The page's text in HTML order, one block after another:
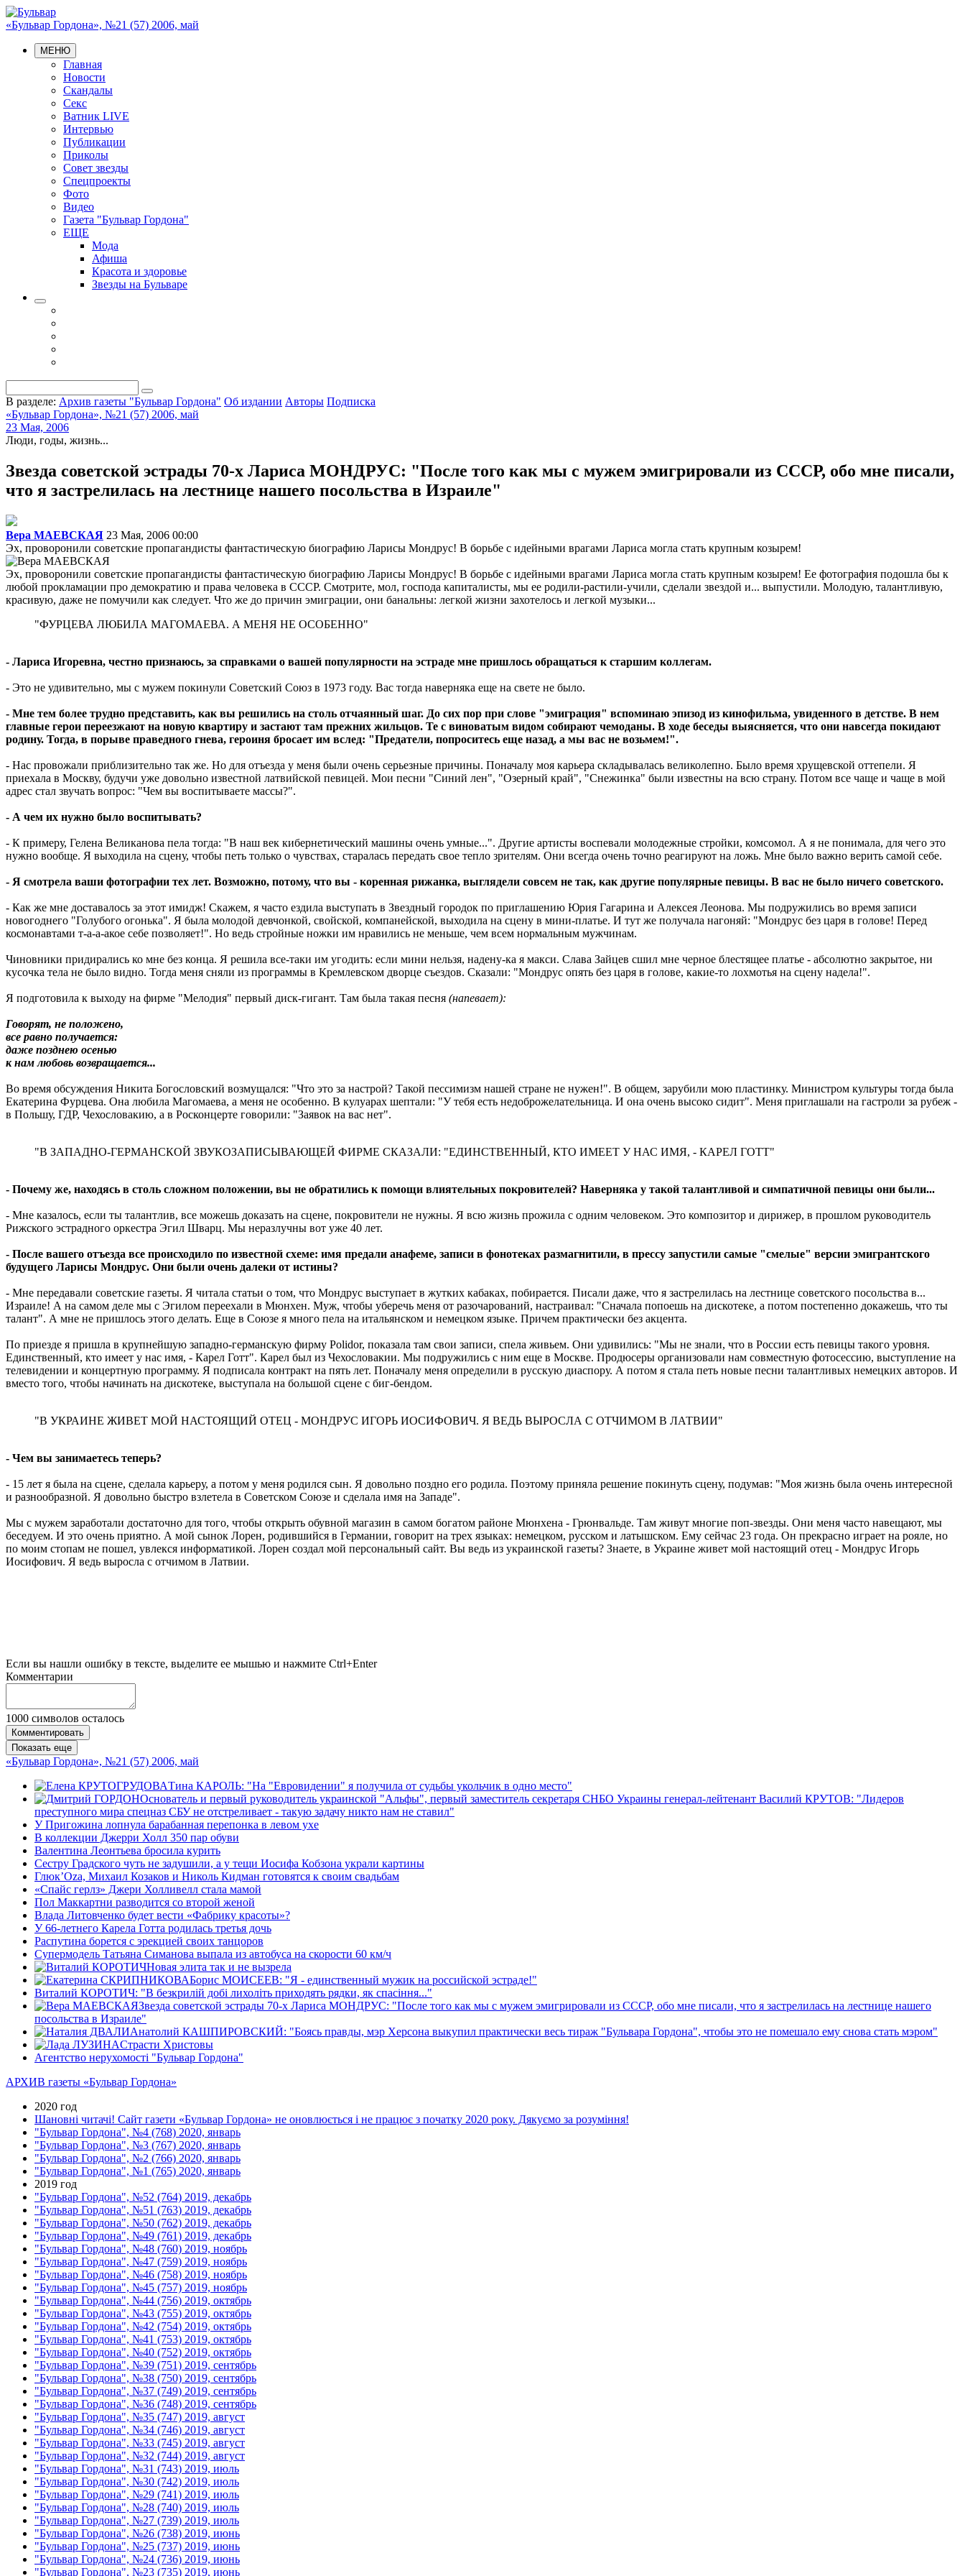
«Бульвар Гордона», №21 (57) 2006, май
МЕНЮ
Главная
Новости
Скандалы
Секс
Ватник LIVE
Интервью
Публикации
Приколы
Совет звезды
Спецпроекты
Фото
Видео
Газета "Бульвар Гордона"
ЕЩЕ
Мода
Афиша
Красота и здоровье
Звезды на Бульваре
В разделе: Архив газеты "Бульвар Гордона" Об издании Авторы Подписка
«Бульвар Гордона», №21 (57) 2006, май
23 Мая, 2006
Люди, годы, жизнь...
Звезда советской эстрады 70-х Лариса МОНДРУС: "После того как мы с мужем эмигрировали из СССР, обо мне писали,
что я застрелилась на лестнице нашего посольства в Израиле"
Вера МАЕВСКАЯ 23 Мая, 2006 00:00
Эх, проворонили советские пропагандисты фантастическую биографию Ларисы Мондрус! В борьбе с идейными врагами Лариса могла стать крупным козырем!
Эх, проворонили советские пропагандисты фантастическую биографию Ларисы Мондрус! В борьбе с идейными врагами Лариса могла стать крупным козырем! Ее фотография подошла бы к
любой прокламации про демократию и права человека в СССР. Смотрите, мол, господа капиталисты, мы ее родили-растили-учили, сделали звездой и... выпустили. Молодую, талантливую,
красивую, даже не помучили как следует. Что же до причин эмиграции, они банальны: легкой жизни захотелось и легкой музыки...
"ФУРЦЕВА ЛЮБИЛА МАГОМАЕВА. А МЕНЯ НЕ ОСОБЕННО"
- Лариса Игоревна, честно признаюсь, за справками о вашей популярности на эстраде мне пришлось обращаться к старшим коллегам.
- Это не удивительно, мы с мужем покинули Советский Союз в 1973 году. Вас тогда наверняка еще на свете не было.
- Мне тем более трудно представить, как вы решились на столь отчаянный шаг. До сих пор при слове "эмиграция" вспоминаю эпизод из кинофильма, увиденного в детстве. В нем
главные герои переезжают на новую квартиру и застают там прежних жильцов. Те с виноватым видом собирают чемоданы. В ходе беседы выясняется, что они навсегда покидают
родину. Тогда, в порыве праведного гнева, героиня бросает им вслед: "Предатели, попроситесь еще назад, а мы вас не возьмем!".
- Нас провожали приблизительно так же. Но для отъезда у меня были очень серьезные причины. Поначалу моя карьера складывалась великолепно. Было время хрущевской оттепели. Я
приехала в Москву, будучи уже довольно известной латвийской певицей. Мои песни "Синий лен", "Озерный край", "Снежинка" были известны на всю страну. Потом все чаще и чаще в мой
адрес стал звучать вопрос: "Чем вы воспитываете массы?".
- А чем их нужно было воспитывать?
- К примеру, Гелена Великанова пела тогда: "В наш век кибернетический машины очень умные...". Другие артисты воспевали молодежные стройки, комсомол. А я не понимала, для чего это
нужно вообще. Я выходила на сцену, чтобы петь только о чувствах, старалась передать свое тепло зрителям. Они всегда очень точно реагируют на ложь. Мне было важно верить самой себе.
- Я смотрела ваши фотографии тех лет. Возможно, потому, что вы - коренная рижанка, выглядели совсем не так, как другие популярные певицы. В вас не было ничего советского.
- Как же мне доставалось за этот имидж! Скажем, я часто ездила выступать в Звездный городок по приглашению Юрия Гагарина и Алексея Леонова. Мы подружились во время записи
новогоднего "Голубого огонька". Я была молодой девчонкой, свойской, компанейской, выходила на сцену в мини-платье. И тут же получала нагоняй: "Мондрус без царя в голове! Перед
космонавтами т-а-а-акое себе позволяет!". Но ведь стройные ножки им нравились не меньше, чем всем нормальным мужчинам.
Чиновники придирались ко мне без конца. Я решила все-таки им угодить: если мини нельзя, надену-ка я макси. Слава Зайцев сшил мне черное блестящее платье - абсолютно закрытое, ни
кусочка тела не было видно. Тогда меня сняли из программы в Кремлевском дворце съездов. Сказали: "Мондрус опять без царя в голове, какие-то лохмотья на сцену надела!".
Я подготовила к выходу на фирме "Мелодия" первый диск-гигант. Там была такая песня (напевает):
Говорят, не положено,
все равно получается:
даже позднею осенью
к нам любовь возвращается...
Во время обсуждения Никита Богословский возмущался: "Что это за настрой? Такой пессимизм нашей стране не нужен!". В общем, зарубили мою пластинку. Министром культуры тогда была
Екатерина Фурцева. Она любила Магомаева, а меня не особенно. В кулуарах шептали: "У тебя есть недоброжелательница. И она очень высоко сидит". Меня приглашали на гастроли за рубеж -
в Польшу, ГДР, Чехословакию, а в Росконцерте говорили: "Заявок на вас нет".
"В ЗАПАДНО-ГЕРМАНСКОЙ ЗВУКОЗАПИСЫВАЮЩЕЙ ФИРМЕ СКАЗАЛИ: "ЕДИНСТВЕННЫЙ, КТО ИМЕЕТ У НАС ИМЯ, - КАРЕЛ ГОТТ"
- Почему же, находясь в столь сложном положении, вы не обратились к помощи влиятельных покровителей? Наверняка у такой талантливой и симпатичной певицы они были...
- Мне казалось, если ты талантлив, все можешь доказать на сцене, покровители не нужны. Я всю жизнь прожила с одним человеком. Это композитор и дирижер, в прошлом руководитель
Рижского эстрадного оркестра Эгил Шварц. Мы неразлучны вот уже 40 лет.
- После вашего отъезда все происходило по известной схеме: имя предали анафеме, записи в фонотеках размагнитили, в прессу запустили самые "смелые" версии эмигрантского
будущего Ларисы Мондрус. Они были очень далеки от истины?
- Мне передавали советские газеты. Я читала статьи о том, что Мондрус выступает в жутких кабаках, побирается. Писали даже, что я застрелилась на лестнице советского посольства в...
Израиле! А на самом деле мы с Эгилом переехали в Мюнхен. Муж, чтобы уберечь меня от разочарований, настраивал: "Сначала попоешь на дискотеке, а потом постепенно докажешь, что ты
талант". А мне не пришлось этого делать. Еще в Союзе я много пела на итальянском и немецком языке. Причем практически без акцента.
По приезде я пришла в крупнейшую западно-германскую фирму Polidor, показала там свои записи, спела живьем. Они удивились: "Мы не знали, что в России есть певицы такого уровня.
Единственный, кто имеет у нас имя, - Карел Готт". Карел был из Чехословакии. Мы подружились с ним еще в Москве. Продюсеры организовали нам совместную фотосессию, выступление на
телевидении и концертную программу. Я подписала контракт на пять лет. Поначалу меня определили в русскую диаспору. А потом я стала петь новые песни талантливых немецких авторов. И
вместо того, чтобы начинать на дискотеке, выступала на большой сцене с биг-бендом.
"В УКРАИНЕ ЖИВЕТ МОЙ НАСТОЯЩИЙ ОТЕЦ - МОНДРУС ИГОРЬ ИОСИФОВИЧ. Я ВЕДЬ ВЫРОСЛА С ОТЧИМОМ В ЛАТВИИ"
- Чем вы занимаетесь теперь?
- 15 лет я была на сцене, сделала карьеру, а потом у меня родился сын. Я довольно поздно его родила. Поэтому приняла решение покинуть сцену, подумав: "Моя жизнь была очень интересной
и разнообразной. Я довольно быстро взлетела в Советском Союзе и сделала имя на Западе".
Мы с мужем заработали достаточно для того, чтобы открыть обувной магазин в самом богатом районе Мюнхена - Грюнвальде. Там живут многие поп-звезды. Они меня часто навещают, мы
беседуем. И это очень приятно. А мой сынок Лорен, родившийся в Германии, говорит на трех языках: немецком, русском и латышском. Ему сейчас 23 года. Он прекрасно играет на рояле, но
по моим стопам не пошел, увлекся информатикой. Лорен создал мой персональный сайт. Вы ведь из украинской газеты? Знаете, в Украине живет мой настоящий отец - Мондрус Игорь
Иосифович. Я ведь выросла с отчимом в Латвии.
Если вы нашли ошибку в тексте, выделите ее мышью и нажмите Ctrl+Enter
Комментарии
1000 символов осталось
Комментировать
Показать еще
«Бульвар Гордона», №21 (57) 2006, май
Тина КАРОЛЬ: "На "Евровидении" я получила от судьбы укольчик в одно место"
Основатель и первый руководитель украинской "Альфы", первый заместитель секретаря СНБО Украины генерал-лейтенант Василий КРУТОВ: "Лидеров
преступного мира спецназ СБУ не отстреливает - такую задачу никто нам не ставил"
У Пригожина лопнула барабанная перепонка в левом ухе
В коллекции Джерри Холл 350 пар обуви
Валентина Леонтьева бросила курить
Сестру Градского чуть не задушили, а у тещи Иосифа Кобзона украли картины
Глюк’Ozа, Михаил Козаков и Николь Кидман готовятся к своим свадьбам
«Спайс герлз» Джери Холливелл стала мамой
Пол Маккартни разводится со второй женой
Влада Литовченко будет вести «Фабрику красоты»?
У 66-летнего Карела Готта родилась третья дочь
Распутина борется с эрекцией своих танцоров
Супермодель Татьяна Симанова выпала из автобуса на скорости 60 км/ч
Новая элита так и не вызрела
Борис МОИСЕЕВ: "Я - единственный мужик на российской эстраде!"
Виталий КОРОТИЧ: "В безкрилiй добi лихолiть приходять рядки, як спасiння..."
Звезда советской эстрады 70-х Лариса МОНДРУС: "После того как мы с мужем эмигрировали из СССР, обо мне писали, что я застрелилась на лестнице нашего
посольства в Израиле"
Анатолий КАШПИРОВСКИЙ: "Боясь правды, мэр Херсона выкупил практически весь тираж "Бульвара Гордона", чтобы это не помешало ему снова стать мэром"
Страсти Христовы
Агентство нерухомості "Бульвар Гордона"
АРХИВ газеты «Бульвар Гордона»
2020 год
Шановні читачі! Сайт газети «Бульвар Гордона» не оновлюється і не працює з початку 2020 року. Дякуємо за розуміння!
"Бульвар Гордона", №4 (768) 2020, январь
"Бульвар Гордона", №3 (767) 2020, январь
"Бульвар Гордона", №2 (766) 2020, январь
"Бульвар Гордона", №1 (765) 2020, январь
2019 год
"Бульвар Гордона", №52 (764) 2019, декабрь
"Бульвар Гордона", №51 (763) 2019, декабрь
"Бульвар Гордона", №50 (762) 2019, декабрь
"Бульвар Гордона", №49 (761) 2019, декабрь
"Бульвар Гордона", №48 (760) 2019, ноябрь
"Бульвар Гордона", №47 (759) 2019, ноябрь
"Бульвар Гордона", №46 (758) 2019, ноябрь
"Бульвар Гордона", №45 (757) 2019, ноябрь
"Бульвар Гордона", №44 (756) 2019, октябрь
"Бульвар Гордона", №43 (755) 2019, октябрь
"Бульвар Гордона", №42 (754) 2019, октябрь
"Бульвар Гордона", №41 (753) 2019, октябрь
"Бульвар Гордона", №40 (752) 2019, октябрь
"Бульвар Гордона", №39 (751) 2019, сентябрь
"Бульвар Гордона", №38 (750) 2019, сентябрь
"Бульвар Гордона", №37 (749) 2019, сентябрь
"Бульвар Гордона", №36 (748) 2019, сентябрь
"Бульвар Гордона", №35 (747) 2019, август
"Бульвар Гордона", №34 (746) 2019, август
"Бульвар Гордона", №33 (745) 2019, август
"Бульвар Гордона", №32 (744) 2019, август
"Бульвар Гордона", №31 (743) 2019, июль
"Бульвар Гордона", №30 (742) 2019, июль
"Бульвар Гордона", №29 (741) 2019, июль
"Бульвар Гордона", №28 (740) 2019, июль
"Бульвар Гордона", №27 (739) 2019, июль
"Бульвар Гордона", №26 (738) 2019, июнь
"Бульвар Гордона", №25 (737) 2019, июнь
"Бульвар Гордона", №24 (736) 2019, июнь
"Бульвар Гордона", №23 (735) 2019, июнь